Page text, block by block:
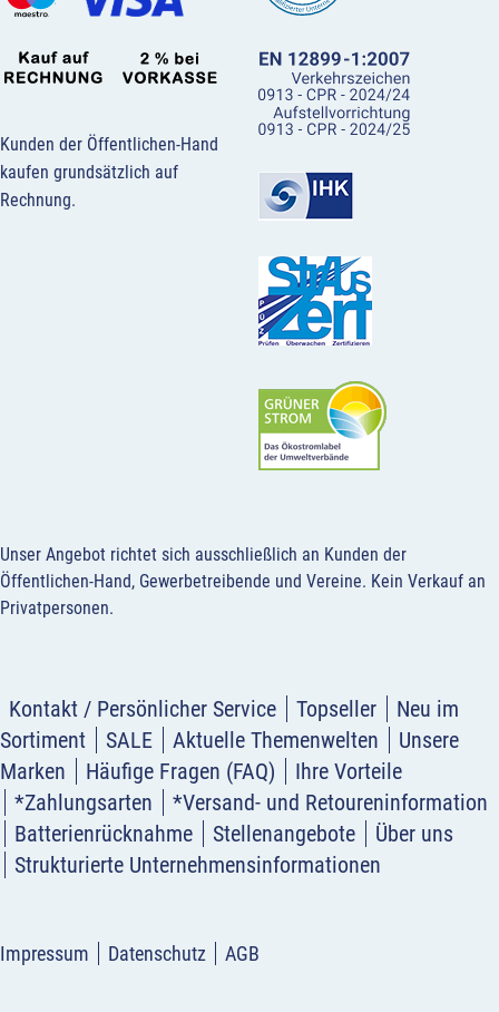
Kunden der Öffentlichen-Hand
kaufen grundsätzlich auf
Rechnung.
Unser Angebot richtet sich ausschließlich an Kunden der
Öffentlichen-Hand, Gewerbetreibende und Vereine. Kein Verkauf an
Privatpersonen.
Kontakt / Persönlicher Service Topseller
Neu im
Sortiment
SALE Aktuelle Themenwelten
Unsere
Marken
Häufige Fragen (FAQ)
Ihre Vorteile
*Zahlungsarten
*Versand- und Retoureninformation
Batterienrücknahme
Stellenangebote
Über uns
Strukturierte Unternehmensinformationen
Impressum Datenschutz AGB